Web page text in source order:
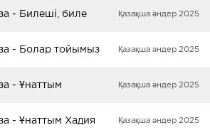
- Билеші, биле Қазақша әндер 2025
- Болар тойымыз Қазақша әндер 2025
- Ұнаттым Қазақша әндер 2025
- Ұнаттым Хадия Қазақша әндер 2025